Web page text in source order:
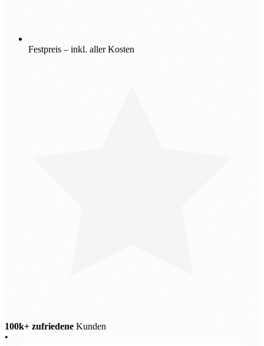
Festpreis – inkl. aller Kosten
100k+ zufriedene Kunden
•